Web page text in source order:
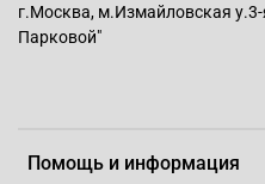
Помощь и информация
г.Москва, м.Измайловская
Парковой"